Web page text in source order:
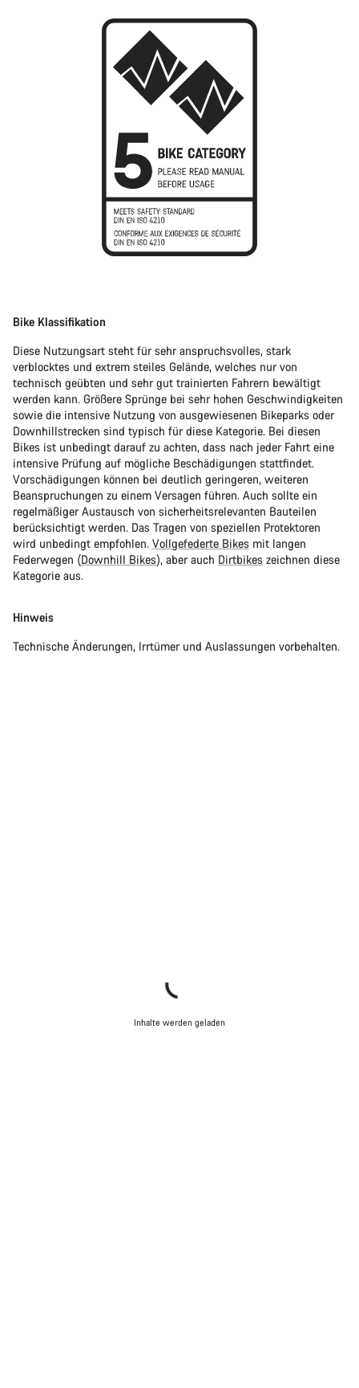
Bike Klassifikation
Diese Nutzungsart steht für sehr anspruchsvolles, stark
verblocktes und extrem steiles Gelände, welches nur von
technisch geübten und sehr gut trainierten Fahrern bewältigt
werden kann. Größere Sprünge bei sehr hohen Geschwindigkeiten
sowie die intensive Nutzung von ausgewiesenen Bikeparks oder
Downhillstrecken sind typisch für diese Kategorie. Bei diesen
Bikes ist unbedingt darauf zu achten, dass nach jeder Fahrt eine
intensive Prüfung auf mögliche Beschädigungen stattfindet.
Vorschädigungen können bei deutlich geringeren, weiteren
Beanspruchungen zu einem Versagen führen. Auch sollte ein
regelmäßiger Austausch von sicherheitsrelevanten Bauteilen
berücksichtigt werden. Das Tragen von speziellen Protektoren
wird unbedingt empfohlen. Vollgefederte Bikes mit langen
Federwegen (Downhill Bikes), aber auch Dirtbikes zeichnen diese
Kategorie aus.
Hinweis
Technische Änderungen, Irrtümer und Auslassungen vorbehalten.
Inhalte werden geladen